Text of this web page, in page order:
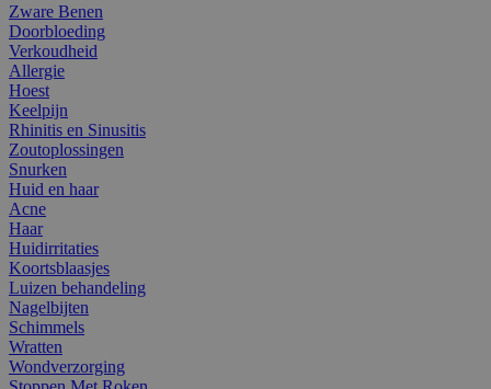
Zware Benen
Doorbloeding
Verkoudheid
Allergie
Hoest
Keelpijn
Rhinitis en Sinusitis
Zoutoplossingen
Snurken
Huid en haar
Acne
Haar
Huidirritaties
Koortsblaasjes
Luizen behandeling
Nagelbijten
Schimmels
Wratten
Wondverzorging